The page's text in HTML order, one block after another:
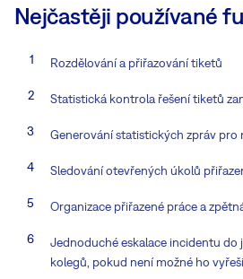
Nejčastěji používané
Rozdělování a přiřazování tiketů
Statistická kontrola řešení tiketů
Generování statistických zpráv pro
Sledování otevřených úkolů
Organizace přiřazené práce a
Jednoduché eskalace incidentu do
kolegů, pokud není možné ho